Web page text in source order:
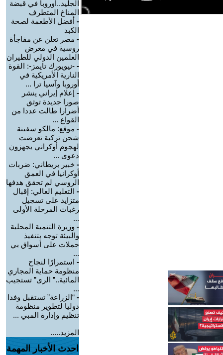
الجليد..أوروبا في قبضة
المناخ المتطرف
- أفضل الأطعمة لصحة
الكبد
- مصر تعلن عن مفاجأة
روسية في معرض
العلمين الدولي للطيران
- -نيويورك تايمز-: القوة
النارية الأمريكية في
أوروبا وآسيا ترا ...
- إعلام إيراني ينشر
صورا جديدة توثق
أضرارا طالت عددا من
القواع ...
- موقع: مالكو سفينة
شحن تركية تعرضت
لهجوم أوكراني يجهزون
دعوى ...
- خبير بريطاني: ضربات
أوكرانيا في العمق
الروسي لم تحقق هدفها
- التعليم العالي: إقبال
متزايد على تسجيل
رغبات المرحلة الأولى
...
- وزيرة التنمية المحلية
والبيئة توجه بتنفيذ
حملات على أسواق بي
...
- استمرارًا لنجاح
منظومة حماية المجاري
المائية..” الرى” تستجيب
...
- “الزراعة” تستقبل وفدا
دوليا لتطوير منظومة
تنظيم وإدارة المبي ...
المزيد.....
احدث الأخبار المهمة